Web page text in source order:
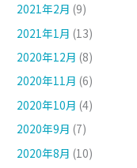
2021年2月 (9)
2021年1月 (13)
2020年12月 (8)
2020年11月 (6)
2020年10月 (4)
2020年9月 (7)
2020年8月 (10)